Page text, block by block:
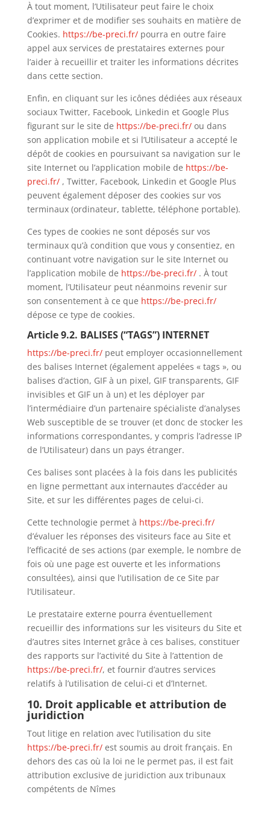
À tout moment, l’Utilisateur peut faire le choix
d’exprimer et de modifier ses souhaits en matière de
Cookies. https://be-preci.fr/ pourra en outre faire
appel aux services de prestataires externes pour
l’aider à recueillir et traiter les informations décrites
dans cette section.
Enfin, en cliquant sur les icônes dédiées aux réseaux
sociaux Twitter, Facebook, Linkedin et Google Plus
figurant sur le site de https://be-preci.fr/ ou dans
son application mobile et si l’Utilisateur a accepté le
dépôt de cookies en poursuivant sa navigation sur le
site Internet ou l’application mobile de https://be-
preci.fr/ , Twitter, Facebook, Linkedin et Google Plus
peuvent également déposer des cookies sur vos
terminaux (ordinateur, tablette, téléphone portable).
Ces types de cookies ne sont déposés sur vos
terminaux qu’à condition que vous y consentiez, en
continuant votre navigation sur le site Internet ou
l’application mobile de https://be-preci.fr/ . À tout
moment, l’Utilisateur peut néanmoins revenir sur
son consentement à ce que https://be-preci.fr/
dépose ce type de cookies.
Article 9.2. BALISES (“TAGS”) INTERNET
https://be-preci.fr/ peut employer occasionnellement
des balises Internet (également appelées « tags », ou
balises d’action, GIF à un pixel, GIF transparents, GIF
invisibles et GIF un à un) et les déployer par
l’intermédiaire d’un partenaire spécialiste d’analyses
Web susceptible de se trouver (et donc de stocker les
informations correspondantes, y compris l’adresse IP
de l’Utilisateur) dans un pays étranger.
Ces balises sont placées à la fois dans les publicités
en ligne permettant aux internautes d’accéder au
Site, et sur les différentes pages de celui-ci.
Cette technologie permet à https://be-preci.fr/
d’évaluer les réponses des visiteurs face au Site et
l’efficacité de ses actions (par exemple, le nombre de
fois où une page est ouverte et les informations
consultées), ainsi que l’utilisation de ce Site par
l’Utilisateur.
Le prestataire externe pourra éventuellement
recueillir des informations sur les visiteurs du Site et
d’autres sites Internet grâce à ces balises, constituer
des rapports sur l’activité du Site à l’attention de
https://be-preci.fr/, et fournir d’autres services
relatifs à l’utilisation de celui-ci et d’Internet.
10. Droit applicable et attribution de
juridiction
Tout litige en relation avec l’utilisation du site
https://be-preci.fr/ est soumis au droit français. En
dehors des cas où la loi ne le permet pas, il est fait
attribution exclusive de juridiction aux tribunaux
compétents de Nîmes